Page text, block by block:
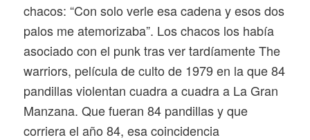
chacos: “Con solo verle esa cadena y esos dos
palos me atemorizaba”. Los chacos los había
asociado con el punk tras ver tardíamenteThe
warriors, película de culto de 1979 en la que 84
pandillas violentan cuadra a cuadra a La Gran
Manzana. Que fueran 84 pandillas y que
corriera el año 84, esa coincidencia